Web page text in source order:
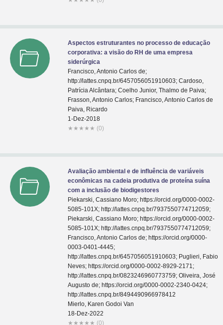
Aspectos estruturantes no processo de educação
corporativa: a visão do RH de uma empresa
siderúrgica
Francisco, Antonio Carlos de;
http://lattes.cnpq.br/6457056051910603; Cardoso,
Patrícia Alcântara; Coelho Junior, Thalmo de Paiva;
Frasson, Antonio Carlos; Francisco, Antonio Carlos de
Paiva, Ricardo
1-Dez-2018
★ ★ ★ ★ ★ (0)
Avaliação ambiental e de influência de variáveis
econômicas na cadeia produtiva de proteína suína
com a inclusão de biodigestores
Piekarski, Cassiano Moro; https://orcid.org/0000-0002-
5085-101X; http://lattes.cnpq.br/7937550774712059;
Piekarski, Cassiano Moro; https://orcid.org/0000-0002-
5085-101X; http://lattes.cnpq.br/7937550774712059;
Francisco, Antonio Carlos de; https://orcid.org/0000-
0003-0401-4445;
http://lattes.cnpq.br/6457056051910603; Puglieri, Fabio
Neves; https://orcid.org/0000-0002-8929-2171;
http://lattes.cnpq.br/0823246960773759; Oliveira, José
Augusto de; https://orcid.org/0000-0002-2340-0424;
http://lattes.cnpq.br/8494490966978412
Mierlo, Karen Godoi Van
18-Dez-2022
★ ★ ★ ★ ★ (0)